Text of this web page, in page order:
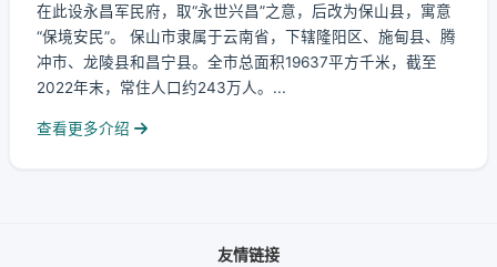
在此设永昌军民府，取“永世兴昌”之意，后改为保山县，寓意
“保境安民”。 保山市隶属于云南省，下辖隆阳区、施甸县、腾
冲市、龙陵县和昌宁县。全市总面积19637平方千米，截至
2022年末，常住人口约243万人。...
查看更多介绍
友情链接